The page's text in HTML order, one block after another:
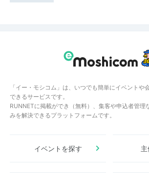
「イー・モシコム」は、いつでも簡単にイベントや
できるサービスです。
RUNNETに掲載ができ（無料）、集客や申込者管理
みを解決できるプラットフォームです。
イベントを探す